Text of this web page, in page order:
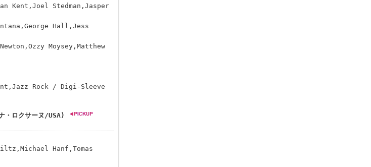
Kent,Joel Stedman,Jasper
Hall,Jess
Moysey,Matthew
Rock / Digi-Sleeve
ロクサーヌ/USA)
Hanf,Tomas